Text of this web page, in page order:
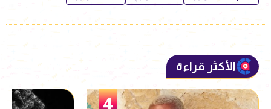
الأكثر قراءة
5